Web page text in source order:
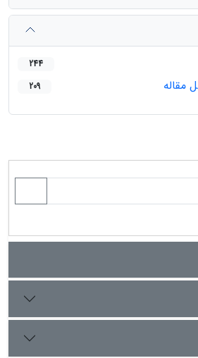
244
مقاله 209